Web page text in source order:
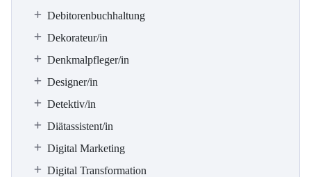
Debitorenbuchhaltung
Dekorateur/in
Denkmalpfleger/in
Designer/in
Detektiv/in
Diätassistent/in
Digital Marketing
Digital Transformation